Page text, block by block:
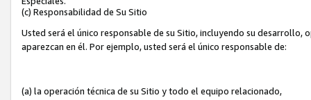
(c) Responsabilidad de Su Sitio
Usted será el único responsable de su Sitio, incluyendo su
aparezcan en él. Por ejemplo, usted será el único responsable de:
(a) la operación técnica de su Sitio y todo el equipo relacionado,